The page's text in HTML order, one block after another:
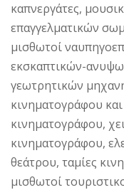
καπνεργάτες,
επαγγελµατικών
µισθωτοί
εκσκαπτικών-
γεωτρητικών
κινηµατογράφου
κινηµατογράφου,
κινηµατογράφου,
θεάτρου, ταµίες
µισθωτοί